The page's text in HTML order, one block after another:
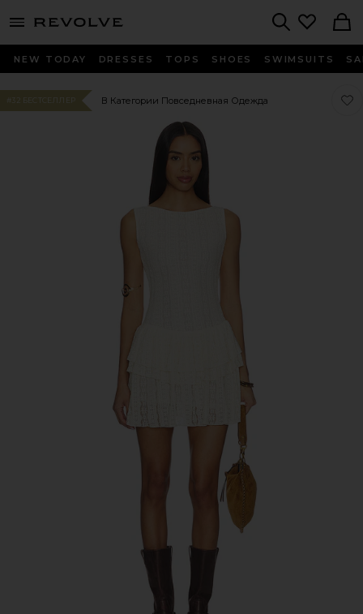
menu - shows more content
NEW TODAY DRESSES TOPS SHOES SWIMSUITS
#32 БЕСТСЕЛЛЕР В Категории Повседневная Одежда